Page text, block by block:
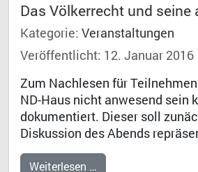
Das Völkerrecht und
Kategorie: Veranstaltungen
Veröffentlicht: 12. Januar 2016
Zum Nachlesen für
ND-Haus nicht anwesend sein
dokumentiert. Dieser soll
Diskussion des Abends
Weiterlesen …